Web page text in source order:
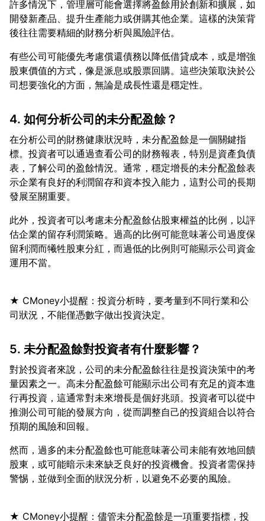
許多情況下，管理層可能會選擇將盈餘用於創新和擴展，如
開發新產品、提升生產能力或併購其他企業。這樣的決策背
有些公司可能優先考慮償還債務以降低借貸成本，或是增強
股東價值的方式，像是派息或股票回購。這些決策取決於公
4. 如何分析公司的未分配盈餘？
在分析公司的財務健康狀況時，未分配盈餘是一個關鍵指
標。投資者可以通過查看公司的財務報表，特別是資產負債
表，了解公司的盈餘情況。通常，穩定增長的未分配盈餘表
示企業有良好的利潤留存和資本投入能力，這對公司的長期
此外，投資者可以考慮未分配盈餘佔股東權益的比例，以評
估企業的留存利潤策略。過高的比例可能意味著公司過度保
留利潤而犧牲股東分紅，而過低的比例則可能顯示公司資金
★ CMoney小提醒：投資分析時，要考量到不同行業和公
5. 未分配盈餘對投資者有什麼影響？
對於投資者來說，公司的未分配盈餘往往是投資決策中的考
量因素之一。高未分配盈餘可能顯示出公司有充足的資本進
行再投資，這通常對未來增長是個好兆頭。投資者可以從中
推測公司可能的發展方向，從而調整自己的投資組合以符合
然而，過多的未分配盈餘也可能意味著公司未能有效地回饋
股東，或可能暗示未來缺乏良好的投資機會。投資者需保持
★ CMoney小提醒：儘管未分配盈餘是一項重要指標，投